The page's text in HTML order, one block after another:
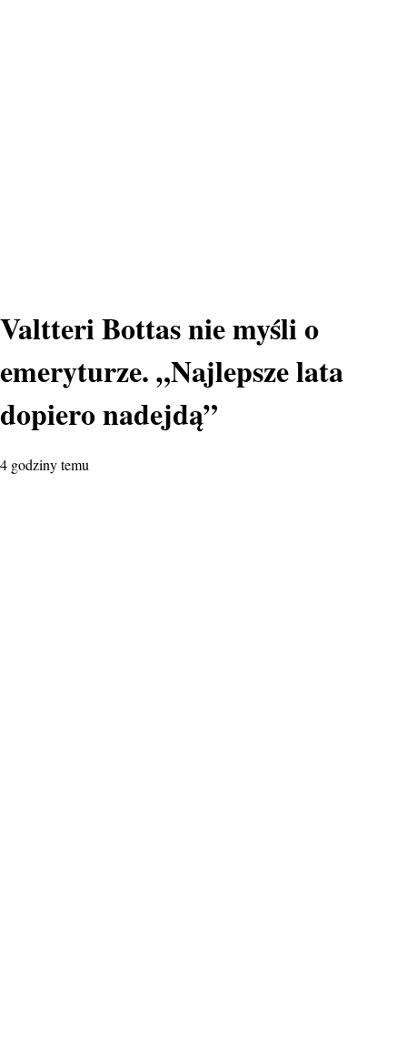
Valtteri Bottas nie myśli o
emeryturze. „Najlepsze lata
dopiero nadejdą”
4 godziny temu